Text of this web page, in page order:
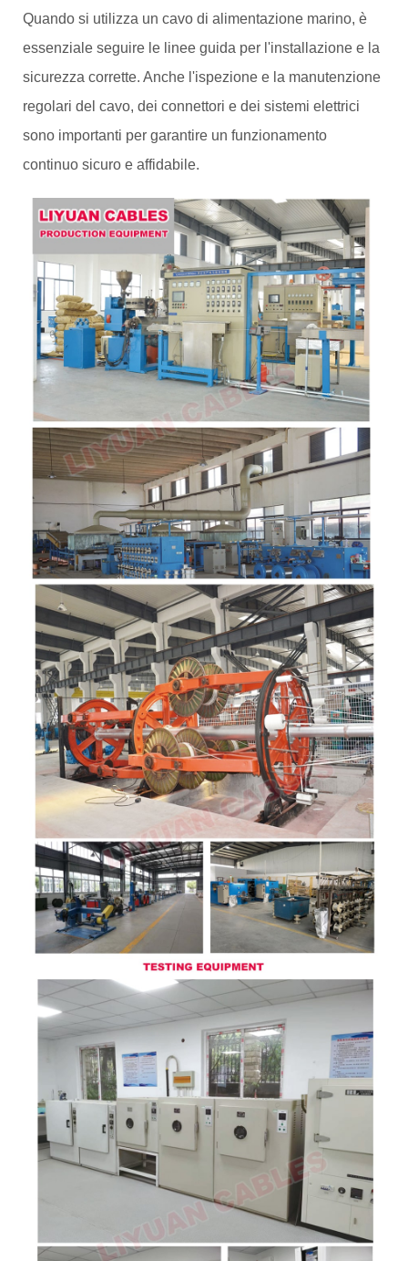
Quando si utilizza un cavo di alimentazione marino, è
essenziale seguire le linee guida per l'installazione e la
sicurezza corrette. Anche l'ispezione e la manutenzione
regolari del cavo, dei connettori e dei sistemi elettrici
sono importanti per garantire un funzionamento
continuo sicuro e affidabile.